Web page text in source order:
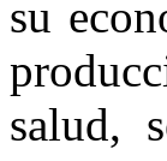
su
salud,